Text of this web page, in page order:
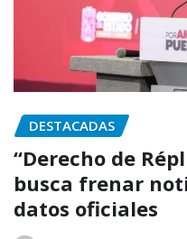
DESTACADAS
“Derecho de
busca frenar
datos oficiales